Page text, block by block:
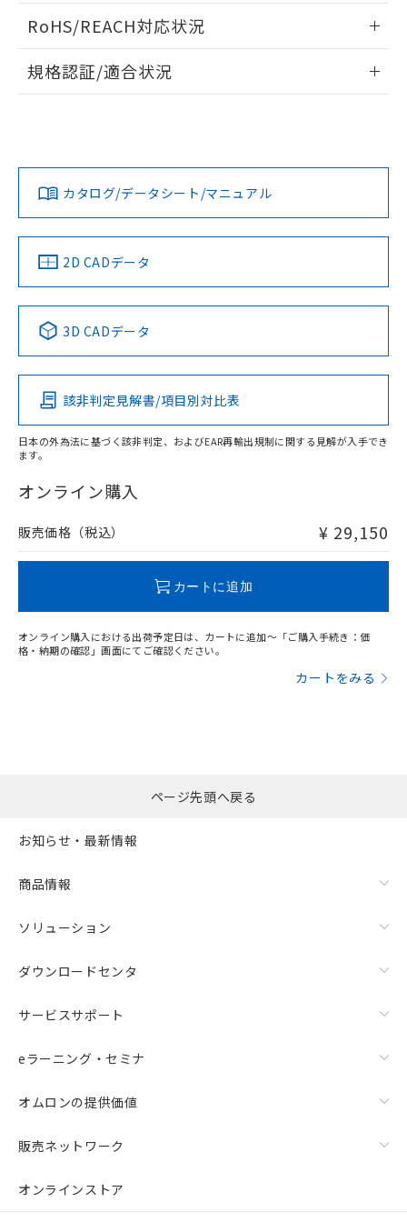
ドすることができます。
ログイン/会員登録
ダウンロードデータをご利用いただく前に、以下を必ずお読
みください。
ソフトウェアの使用条件
RoHS/REACH対応状況
EU RoHS 注意事項・凡例
対応済み
中国 RoHS 注意事項・凡例
Pb Hg Cd Cr(VI)
O
在庫等で未対応品が混在する可能性があります。
問い合わせください。
規格認証/適合状況
LR型式承認
（イギリス
船舶規格）
DNV型式承認
（ノルウェー
BV型式承認
（フランス
KR型式
（韓国
No No No No
この製品の規格認証/適合状況ページへ
その他の認証はこちらのページからご検索ください
カタログ/データシート/マニュアル
2D CADデータ
3D CADデータ
該非判定見解書/項目別対比表
日本の外為法に基づく該非判定、およびEAR再輸出規制に関する見解が入手でき
ます。
オンライン購入
販売価格（税込） ¥ 29,150
カートに追加
オンライン購入における出荷予定日は、カートに追加～「ご購入手続き：価
格・納期の確認」画面にてご確認ください。
カートをみる
お客様が当ウェブサイト上で当社にご
登録された部品リストについて、当社
および当社の共同利用者が、当社の製
品・サービスに関するお客様との取
引・商談に必要な範囲で利用すること
※3 非含有証明書ダウンロード
下記の非含有証明書をダウンロードするこ
とができます。
るもので、過去に遡って非含有を証明する
ものではありません。
欄に対応日を記載しておりました。
既に当社にて対応品への在庫切替を完了
していることから、特段のことがない限
り、2022年1月12日より割愛しておりま
合意する
ページ先頭へ戻る
お知らせ・最新情報
商品情報
ソリューション
ダウンロードセンタ
サービスサポート
eラーニング・セミナ
オムロンの提供価値
販売ネットワーク
オンラインストア